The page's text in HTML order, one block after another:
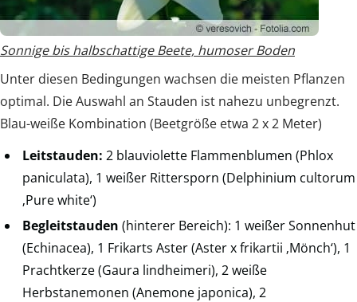
Sonnige bis halbschattige Beete, humoser Boden
Unter diesen Bedingungen wachsen die meisten Pflanzen
optimal. Die Auswahl an Stauden ist nahezu unbegrenzt.
Blau-weiße Kombination (Beetgröße etwa 2 x 2 Meter)
Leitstauden: 2 blauviolette Flammenblumen (Phlox
paniculata), 1 weißer Rittersporn (Delphinium cultorum
‚Pure white‘)
Begleitstauden (hinterer Bereich): 1 weißer Sonnenhut
(Echinacea), 1 Frikarts Aster (Aster x frikartii ‚Mönch‘), 1
Prachtkerze (Gaura lindheimeri), 2 weiße
Herbstanemonen (Anemone japonica), 2